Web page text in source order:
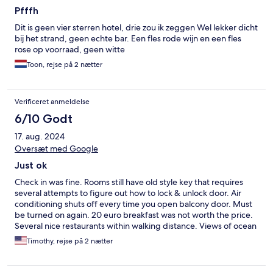
Pfffh
Dit is geen vier sterren hotel, drie zou ik zeggen Wel lekker dicht
bij het strand, geen echte bar. Een fles rode wijn en een fles
rose op voorraad, geen witte
Toon, rejse på 2 nætter
Verificeret anmeldelse
6/10 Godt
17. aug. 2024
Oversæt med Google
Just ok
Check in was fine. Rooms still have old style key that requires
several attempts to figure out how to lock & unlock door. Air
conditioning shuts off every time you open balcony door. Must
be turned on again. 20 euro breakfast was not worth the price.
Several nice restaurants within walking distance. Views of ocean
were amazing.
Timothy, rejse på 2 nætter